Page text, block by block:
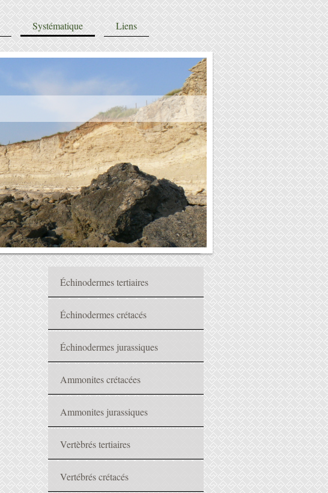
Systématique Liens
Échinodermes tertiaires
Échinodermes crétacés
Échinodermes jurassiques
Ammonites crétacées
Ammonites jurassiques
Vertèbrés tertiaires
Vertébrés crétacés